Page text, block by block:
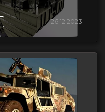
26.12.2023